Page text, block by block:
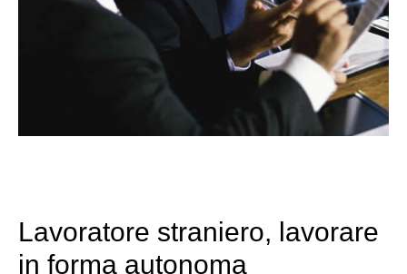
Lavoratore straniero, lavorare
in forma autonoma